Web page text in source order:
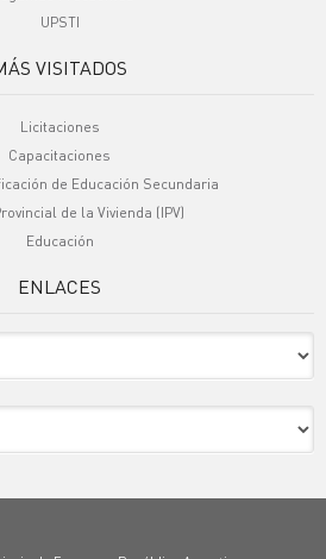
UPSTI
VISITADOS
Licitaciones
Capacitaciones
de Educación Secundaria
de la Vivienda (IPV)
Educación
ENLACES